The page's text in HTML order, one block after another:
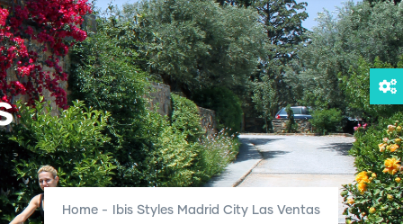
Home - Ibis Styles Madrid City Las Ventas